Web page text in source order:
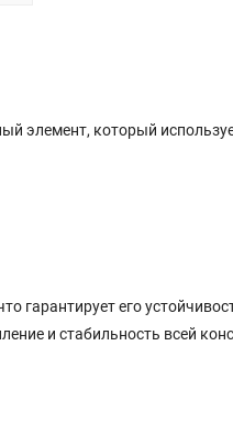
элемент, который
гарантирует его
и стабильность всей